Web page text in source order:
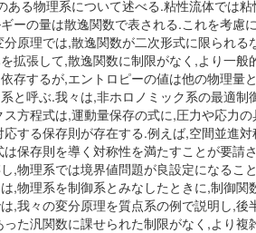
る物理系について述べる.粘性流体では
ーの量は散逸関数で表される.これを考慮
原理では,散逸関数が二次形式に限られ
拡張して,散逸関数に制限がなく,より一
存するが,エントロピーの値は他の物理量
と呼ぶ.我々は,非ホロノミック系の最適
方程式は,運動量保存の式に,圧力や応力
する保存則が存在する.例えば,空間並進
保存則を導く対称性を満たすことが要請
,物理系では境界値問題が良設定になるこ
,物理系を制御系とみなしたときに,制御
,我々の変分原理を質点系の例で説明し,
た汎関数に課せられた制限がなく,より